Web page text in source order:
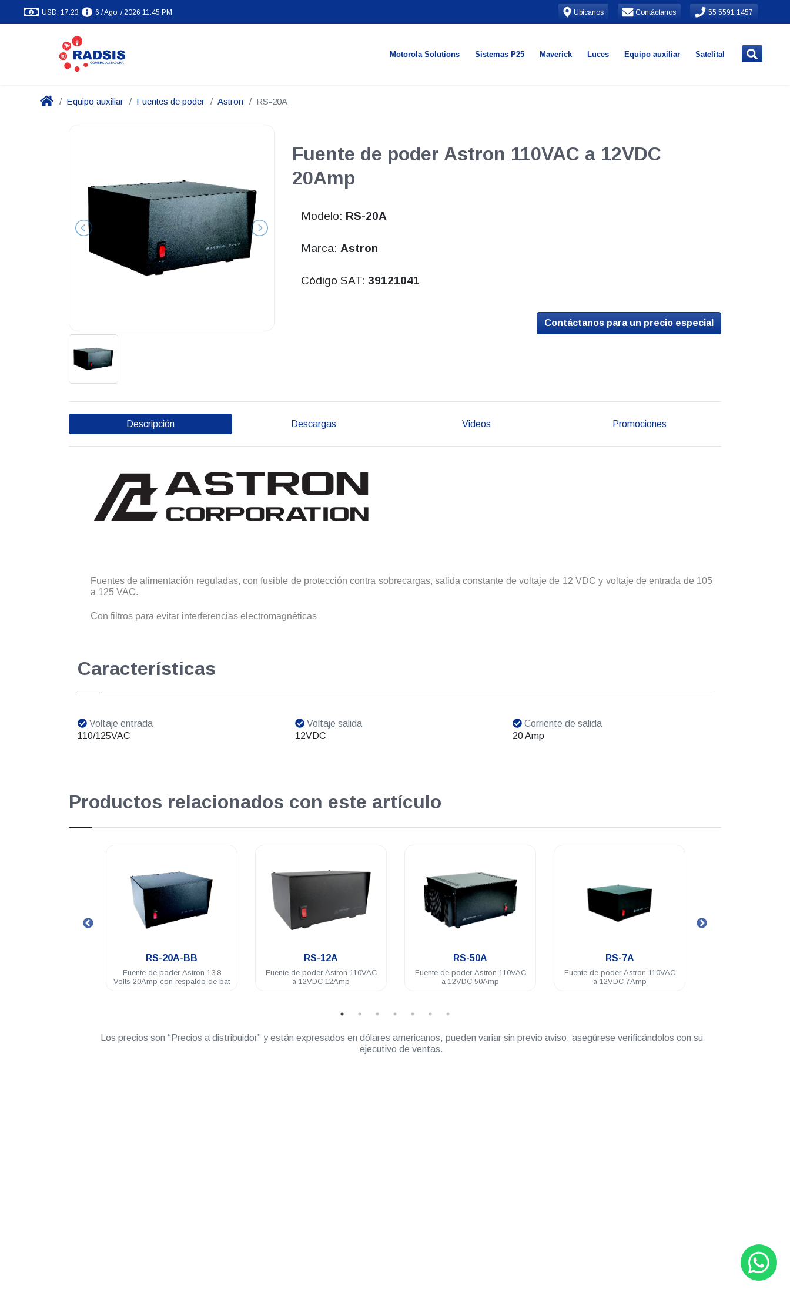
USD: 17.23 6 / Ago. / 2026 11:45 PM Ubícanos Contáctanos 55 5591 1457
Motorola Solutions Sistemas P25 Maverick Luces Equipo auxiliar Satelital
Equipo auxiliar Fuentes de poder Astron RS-20A
Fuente de poder Astron 110VAC a 12VDC
20Amp
Modelo: RS-20A
Marca: Astron
Código SAT: 39121041
Contáctanos para un precio especial
Descripción Descargas Videos Promociones
Fuentes de alimentación reguladas, con fusible de protección contra sobrecargas, salida constante de voltaje de 12 VDC y voltaje de entrada de 105
a 125 VAC.
Con filtros para evitar interferencias electromagnéticas
Características
Voltaje entrada
110/125VAC
Voltaje salida
12VDC
Corriente de salida
20 Amp
Productos relacionados con este artículo
RS-12A
Fuente de poder Astron 110VAC
a 12VDC 12Amp
RS-50A
Fuente de poder Astron 110VAC
a 12VDC 50Amp
RS-7A
Fuente de poder Astron 110VAC
a 12VDC 7Amp
SL-11R-RA
Fuente de poder Astron 110VAC
a 12VDC 11Amp con gabinete
Los precios son “Precios a distribuidor” y están expresados en dólares americanos, pueden variar sin previo aviso, asegúrese verificándolos con su
ejecutivo de ventas.